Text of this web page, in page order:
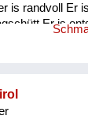
is randvoll Er
Er is
is steif (steifer
Angefüllt